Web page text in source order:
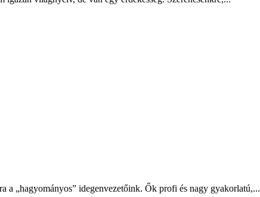
a „hagyományos” idegenvezetőink. Ők profi és nagy gyakorlatú,...